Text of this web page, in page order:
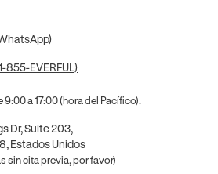
855-EVERFUL)
9:00 a 17:00 (hora del Pacífico).
Dr, Suite 203,
Estados Unidos
sin cita previa, por favor)